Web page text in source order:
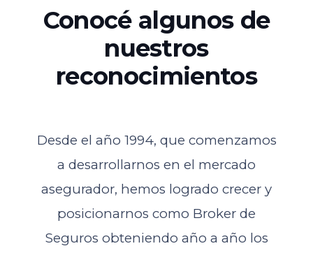
Conocé algunos de
nuestros
reconocimientos
Desde el año 1994, que comenzamos
a desarrollarnos en el mercado
asegurador, hemos logrado crecer y
posicionarnos como Broker de
Seguros obteniendo año a año los